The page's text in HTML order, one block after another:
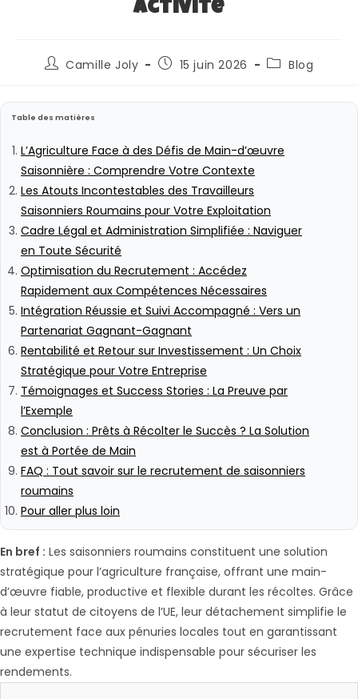
activité
Camille Joly 15 juin 2026 Blog
Table des matières
L’Agriculture Face à des Défis de Main-d’œuvre
Saisonnière : Comprendre Votre Contexte
Les Atouts Incontestables des Travailleurs
Saisonniers Roumains pour Votre Exploitation
Cadre Légal et Administration Simplifiée : Naviguer
en Toute Sécurité
Optimisation du Recrutement : Accédez
Rapidement aux Compétences Nécessaires
Intégration Réussie et Suivi Accompagné : Vers un
Partenariat Gagnant-Gagnant
Rentabilité et Retour sur Investissement : Un Choix
Stratégique pour Votre Entreprise
Témoignages et Success Stories : La Preuve par
l’Exemple
Conclusion : Prêts à Récolter le Succès ? La Solution
est à Portée de Main
FAQ : Tout savoir sur le recrutement de saisonniers
roumains
Pour aller plus loin
En bref : Les saisonniers roumains constituent une solution
stratégique pour l’agriculture française, offrant une main-
d’œuvre fiable, productive et flexible durant les récoltes. Grâce
à leur statut de citoyens de l’UE, leur détachement simplifie le
recrutement face aux pénuries locales tout en garantissant
une expertise technique indispensable pour sécuriser les
rendements.